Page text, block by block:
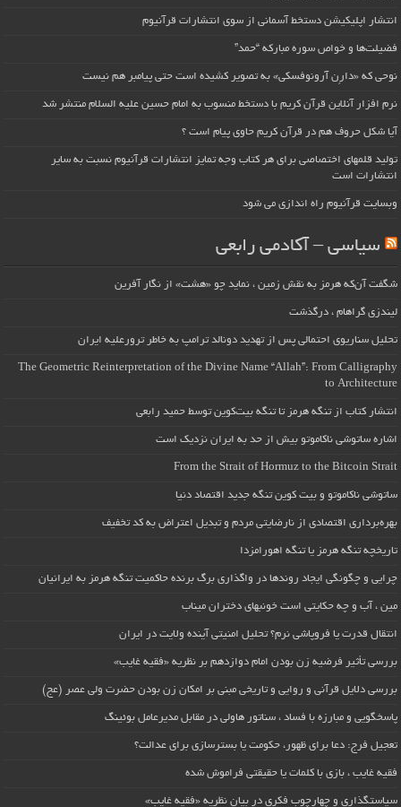
انتشار اپلیکیشن دستخط آسمانی از سوی انتشارات قرآنیوم
فضیلت‌ها و خواص سوره مبارکه “حمد”
نوحی که «دارِن آرونوفسکی» به تصویر کشیده است حتی پیامبر هم نیست
نرم افزار آنلاین قرآن کریم با دستخط منسوب به امام حسین علیه السلام منتشر شد
آیا شکل حروف هم در قرآن کریم حاوی پیام است ؟
تولید قلمهای اختصاصی برای هر کتاب وجه تمایز انتشارات قرآنیوم نسبت به سایر
انتشارات است
وبسایت قرآنیوم راه اندازی می شود
سیاسی – آکادمی رابعی
شگفت آن‌که هرمز به نقش زمین ، نماید چو «هشت» از نگار آفرین
لیندزی گراهام ، درگذشت
تحلیل سناریوی احتمالی پس از تهدید دونالد ترامپ به خاطر ترورعلیه ایران
The Geometric Reinterpretation of the Divine Name “Allah”: From Calligraphy
to Architecture
انتشار کتاب از تنگه هرمز تا تنگه بیت‌کوین توسط حمید رابعی
اشاره ساتوشی ناکاموتو بیش از حد به ایران نزدیک است
From the Strait of Hormuz to the Bitcoin Strait
ساتوشی ناکاموتو و بیت کوین تنگه جدید اقتصاد دنیا
بهره‌برداری اقتصادی از نارضایتی مردم و تبدیل اعتراض به کد تخفیف
تاریخچه تنگه هرمز یا تنگه اهورامزدا
چرایی و چگونگی ایجاد روندها در واگذاری برگ برنده حاکمیت تنگه هرمز به ایرانیان
مین ، آب و چه حکایتی است خونبهای دختران میناب
انتقال قدرت یا فروپاشی نرم؟ تحلیل امنیتی آینده ولایت در ایران
بررسی تأثیر فرضیه زن بودن امام دوازدهم بر نظریه «فقیه غایب»
بررسی دلایل قرآنی و روایی و تاریخی مبنی بر امکان زن بودن حضرت ولی عصر (عج)
پاسخگویی و مبارزه با فساد ، سناتور هاولی در مقابل مدیرعامل بوئینگ
تعجیل فرج: دعا برای ظهور، حکومت یا بسترسازی برای عدالت؟
فقیه غایب ، بازی با کلمات یا حقیقتی فراموش شده
سیاستگذاری و چهارچوب فکری در بیان نظریه «فقیه غایب»